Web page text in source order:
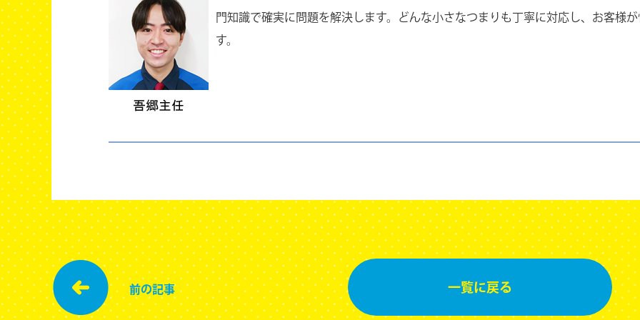
門知識で確実に問題を解決します。どんな小さなつまりも丁寧に対応し、お客様
す。
前の記事 一覧に戻る